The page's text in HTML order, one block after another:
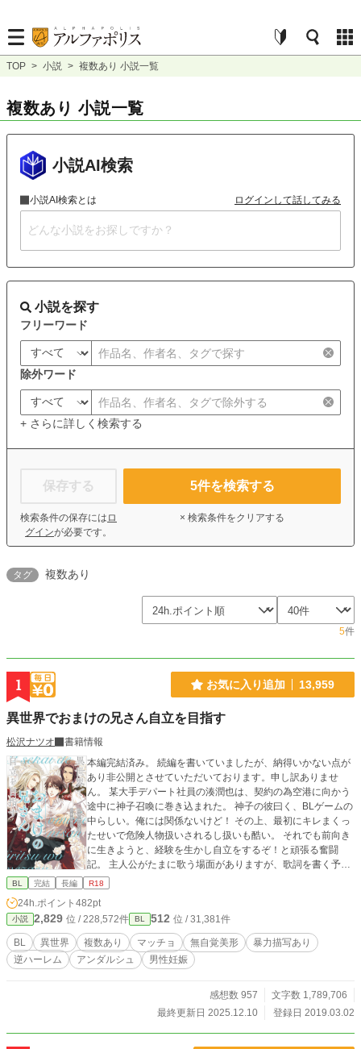
TOP > 小説 > 複数あり 小説一覧
複数あり 小説一覧
小説AI検索
小説AI検索とは ログインして話してみる
小説を探す
フリーワード
除外ワード
+ さらに詳しく検索する
保存する
検索条件の保存には ロ
グインが必要です。
5件を検索する
× 検索条件をクリアする
タグ 複数あり
5件
1 お気に入り追加 13,959
異世界でおまけの兄さん自立を目指す
松沢ナツオ
書籍情報
本編完結済み。 続編を書いていましたが、納得いかない点が
あり非公開とさせていただいております。申し訳ありませ
ん。 某大手デパート社員の湊潤也は、契約の為空港に向かう
途中に神子召喚に巻き込まれた。 神子の彼曰く、BLゲームの
中らしい。俺には関係ないけど！ その上、最初にキレまくっ
たせいで危険人物扱いされるし扱いも酷い。 それでも前向き
に生きようと、経験を生かし自立をするぞ！と頑張る奮闘
記。 主人公がたまに歌う場面がありますが、歌詞を書く予定
はありません。読みながら脳内に再生された歌で補完をお願
出て来ます。苦手な方は回避を御願いします。 改稿しており
ますので、表現が違う箇所は緩くお読みいただけると助かり
ます。
BL 完結 長編 R18
24h.ポイント 482pt
小説 2,829 位 / 228,572件 BL 512 位 / 31,381件
BL 異世界 複数あり マッチョ 無自覚美形
暴力描写あり
逆ハーレム
アンダルシュ 男性妊娠
感想数 957
文字数 1,789,706
最終更新日 2025.12.10
登録日 2019.03.02